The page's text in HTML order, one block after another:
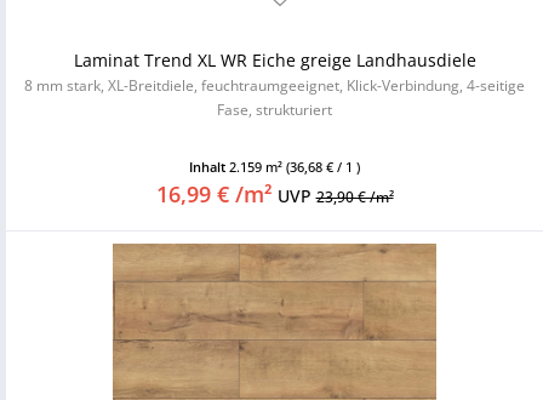
Laminat Trend XL WR Eiche greige Landhausdiele
8 mm stark, XL-Breitdiele, feuchtraumgeeignet, Klick-Verbindung, 4-seitige
Fase, strukturiert
Inhalt 2.159 m² (36,68 € / 1 )
16,99 € /m² UVP23,90 € /m²